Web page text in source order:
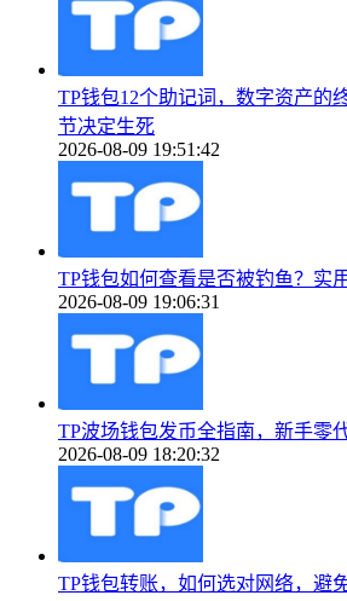
TP钱包12个助记词，数字资产的
节决定生死
2026-08-09 19:51:42
TP钱包如何查看是否被钓鱼？实
2026-08-09 19:06:31
TP波场钱包发币全指南，新手零
2026-08-09 18:20:32
TP钱包转账，如何选对网络，避